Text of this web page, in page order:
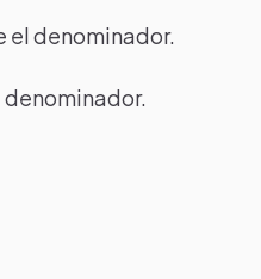
el denominador.
denominador.